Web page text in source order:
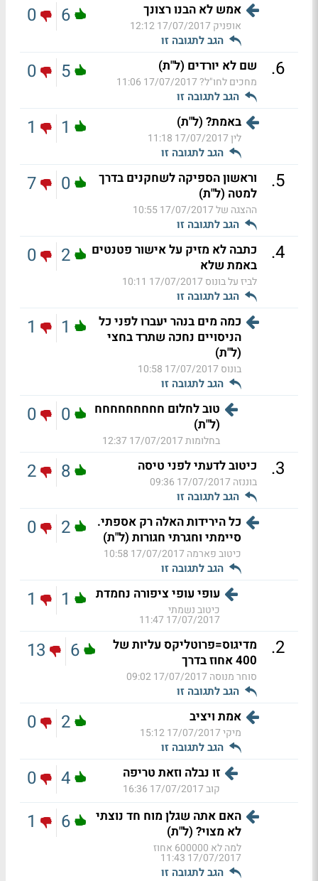
אמש לא הבנו רצונך
אופניק 17/07/2017 12:12
הגב לתגובה זו
6
0
6
. שם לא יורדים (ל"ת)
מחכים לחו"ל?17/07/2017 11:06
הגב לתגובה זו
5
0
באמת? (ל"ת)
לין17/07/2017 11:18
הגב לתגובה זו
1
1
5
.
וראשון הספיקה לשחקנים בדרך
למטה (ל"ת)
ההצגה של17/07/2017 10:55
הגב לתגובה זו
0
7
4
.
כתבה לא מזיק על אישור פטנטים
באמת שלא
לביז על בונוס 17/07/2017 10:11
הגב לתגובה זו
2
0
כמה מים בנהר יעברו לפני כל
הניסויים נחכה שתרד בחצי
(ל"ת)
בונוס 17/07/2017 10:58
הגב לתגובה זו
1
1
טוב לחלום חחחחחחחחח
(ל"ת)
בחלומות17/07/2017 12:37
0
0
3
. כיטוב לדעתי לפני טיסה
בוננזה 17/07/2017 09:36
הגב לתגובה זו
8
2
כל הירידות האלה רק אספתי.
סיימתי וחגרתי חגורות (ל"ת)
כיטוב פארמה 17/07/2017 10:58
הגב לתגובה זו
2
0
עופי עופי ציפורה נחמדת
כיטוב נשמתי
17/07/2017 11:47
1
1
2
.
מדיגוס=פרוטליקס עליות של
400 אחוז בדרך
סוחר מנוסה 17/07/2017 09:02
הגב לתגובה זו
6
13
אמת ויציב
מיקי17/07/2017 15:12
הגב לתגובה זו
2
0
זו נבלה וזאת טריפה
קוב17/07/2017 16:36
4
0
האם אתה שגלן מוח חד נוצתי
לא מצוי? (ל"ת)
למה לא 600000 אחוז
17/07/2017 11:43
הגב לתגובה זו
6
1